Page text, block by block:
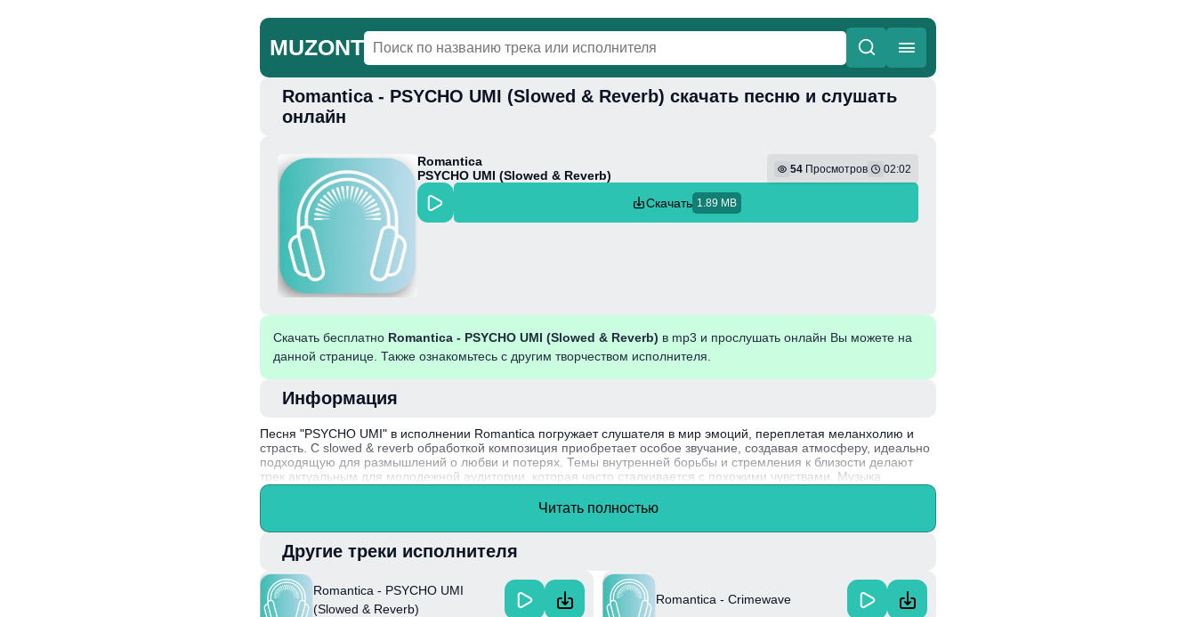
MUZONT
Главная
Romantica - PSYCHO UMI (Slowed & Reverb) скачать песню и слушать
онлайн
Romantica
PSYCHO UMI (Slowed & Reverb)
54 Просмотров 02:02
Скачать 1.89 MB
Скачать бесплатно Romantica - PSYCHO UMI (Slowed & Reverb) в mp3 и прослушать онлайн Вы можете на
данной странице. Также ознакомьтесь с другим творчеством исполнителя.
Информация
Песня "PSYCHO UMI" в исполнении Romantica погружает слушателя в мир эмоций, переплетая меланхолию и
страсть. С slowed & reverb обработкой композиция приобретает особое звучание, создавая атмосферу, идеально
подходящую для размышлений о любви и потерях. Темы внутренней борьбы и стремления к близости делают
трек актуальным для молодежной аудитории, которая часто сталкивается с похожими чувствами. Музыка
Romantica говорит о сложных аспектах отношений, позволяя каждому услышать что-то свое, отражающее личный
Факт: Артист Romantica известен своим уникальным стилем, сочетающим элементы электронного попа и R&B, что
делает его музыку легко узнаваемой.
Читать полностью
Другие треки исполнителя
Romantica - PSYCHO UMI
(Slowed & Reverb)
Romantica - Crimewave